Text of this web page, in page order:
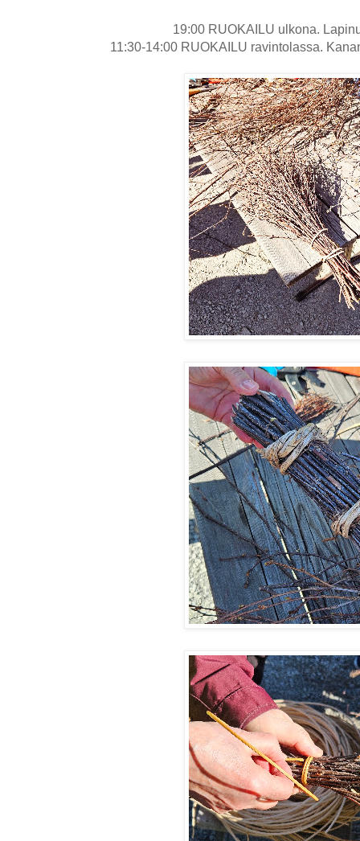
19:00 RUOKAILU ulkona.
11:30-14:00 RUOKAILU ravintolassa.